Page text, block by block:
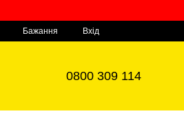
Бажання Вхід
0800 309 114